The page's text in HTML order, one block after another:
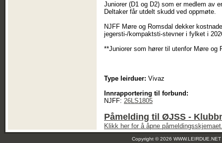
Juniorer (D1 og D2) som er medlem av
Deltaker får utdelt skudd ved oppmøte.
NJFF Møre og Romsdal dekker
jegersti-/kompaktsti-stevner i fylket i
**Juniorer som hører til utenfor Møre og
Type leirduer: Vivaz
Innrapportering til forbund:
NJFF: 26LS1805
Påmelding til ØJSS -
Klikk her for å åpne
Copyright © 2026